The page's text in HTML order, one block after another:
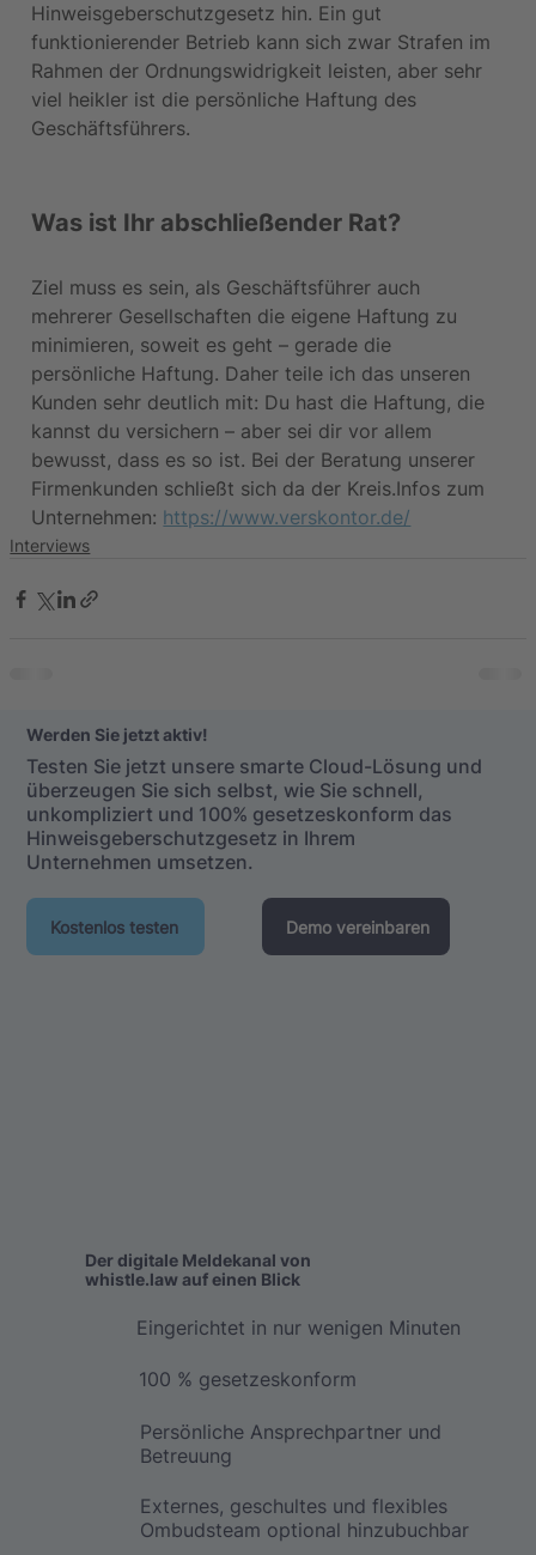
Werden Sie jetzt aktiv!
Testen Sie jetzt unsere smarte Cloud-Lösung und
überzeugen Sie sich selbst, wie Sie schnell,
unkompliziert und 100% gesetzeskonform das
Hinweisgeberschutzgesetz in Ihrem
Unternehmen umsetzen.
Demo vereinbaren
Kostenlos testen
Externes, geschultes und flexibles
Ombudsteam optional hinzubuchbar
Persönliche Ansprechpartner und
Betreuung
100 % gesetzeskonform
Eingerichtet in nur wenigen Minuten
Der digitale Meldekanal von
whistle.law auf einen Blick
Hinweisgeberschutzgesetz hin. Ein gut
funktionierender Betrieb kann sich zwar Strafen im
Rahmen der Ordnungswidrigkeit leisten, aber sehr
viel heikler ist die persönliche Haftung des
Geschäftsführers.
Was ist Ihr abschließender Rat?
Ziel muss es sein, als Geschäftsführer auch
mehrerer Gesellschaften die eigene Haftung zu
minimieren, soweit es geht – gerade die
persönliche Haftung. Daher teile ich das unseren
Kunden sehr deutlich mit: Du hast die Haftung, die
kannst du versichern – aber sei dir vor allem
bewusst, dass es so ist. Bei der Beratung unserer
Firmenkunden schließt sich da der Kreis.Infos zum
Unternehmen: https://www.verskontor.de/
Interviews